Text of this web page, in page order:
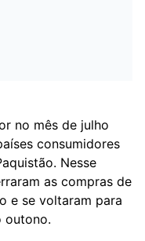
no mês de julho
consumidores
Nesse
as compras de
e se voltaram para
outono.